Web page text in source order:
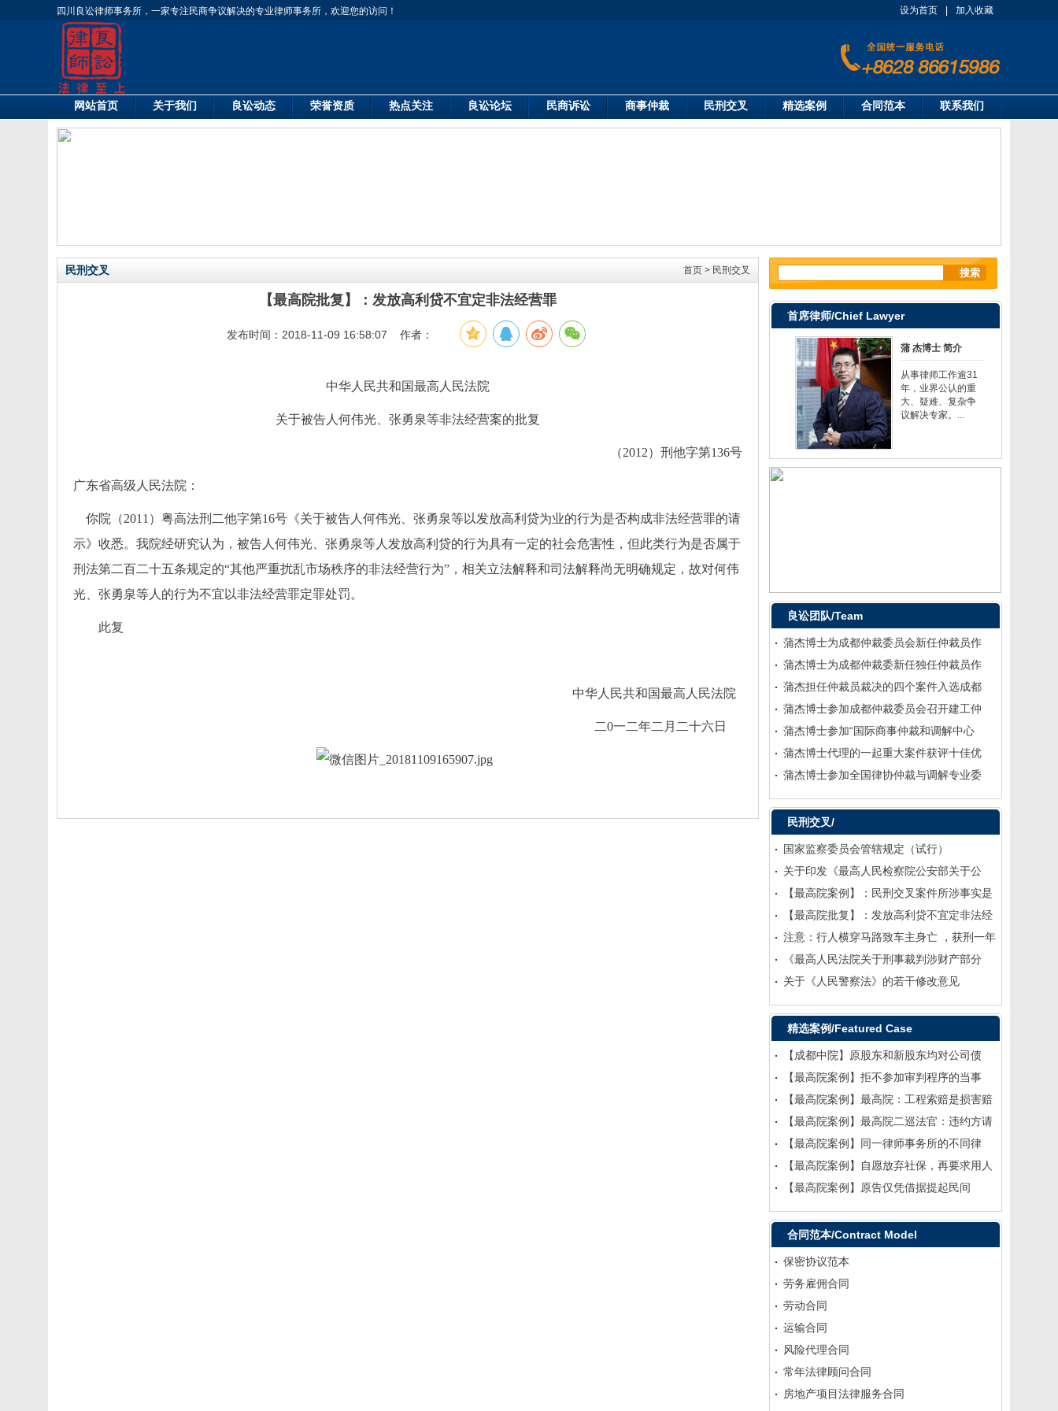
四川良讼律师事务所，一家专注民商争议解决的专业律师事务所，欢迎您的访问！ 设为首页 加入收藏
网站首页 关于我们 良讼动态 荣誉资质 热点关注 良讼论坛 民商诉讼 商事仲裁 民刑交叉 精选案例 合同范本 联系我们
民刑交叉 首页 > 民刑交叉
【最高院批复】：发放高利贷不宜定非法经营罪
发布时间：2018-11-09 16:58:07 作者：
中华人民共和国最高人民法院
关于被告人何伟光、张勇泉等非法经营案的批复
（2012）刑他字第136号
广东省高级人民法院：
你院（2011）粤高法刑二他字第16号《关于被告人何伟光、张勇泉等以发放高利贷为业的行为是否构成非法经营罪的请
示》收悉。我院经研究认为，被告人何伟光、张勇泉等人发放高利贷的行为具有一定的社会危害性，但此类行为是否属于
刑法第二百二十五条规定的“其他严重扰乱市场秩序的非法经营行为”，相关立法解释和司法解释尚无明确规定，故对何伟
光、张勇泉等人的行为不宜以非法经营罪定罪处罚。
此复
中华人民共和国最高人民法院
二0一二年二月二十六日
首席律师/Chief Lawyer
蒲 杰博士 简介
从事律师工作逾31
年，业界公认的重
大、疑难、复杂争
议解决专家。...
良讼团队/Team
蒲杰博士为成都仲裁委员会新任仲裁员作
蒲杰博士为成都仲裁委新任独任仲裁员作
蒲杰担任仲裁员裁决的四个案件入选成都
蒲杰博士参加成都仲裁委员会召开建工仲
蒲杰博士参加“国际商事仲裁和调解中心
蒲杰博士代理的一起重大案件获评十佳优
蒲杰博士参加全国律协仲裁与调解专业委
民刑交叉/
国家监察委员会管辖规定（试行）
关于印发《最高人民检察院公安部关于公
【最高院案例】：民刑交叉案件所涉事实是
【最高院批复】：发放高利贷不宜定非法经
注意：行人横穿马路致车主身亡 ，获刑一年
《最高人民法院关于刑事裁判涉财产部分
关于《人民警察法》的若干修改意见
精选案例/Featured Case
【成都中院】原股东和新股东均对公司债
【最高院案例】拒不参加审判程序的当事
【最高院案例】最高院：工程索赔是损害赔
【最高院案例】最高院二巡法官：违约方请
【最高院案例】同一律师事务所的不同律
【最高院案例】自愿放弃社保，再要求用人
【最高院案例】​原告仅凭借据提起民间
合同范本/Contract Model
保密协议范本
劳务雇佣合同
劳动合同
运输合同
风险代理合同
常年法律顾问合同
房地产项目法律服务合同